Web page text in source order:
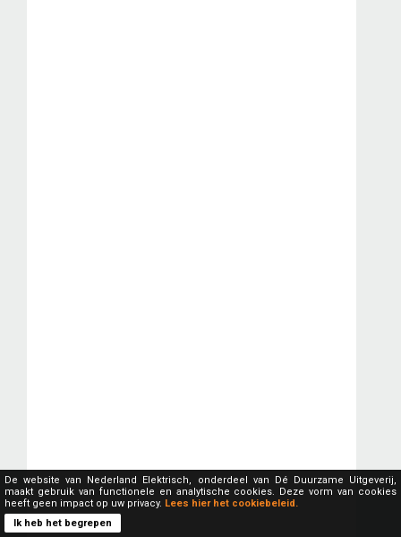
De website van Nederland Elektrisch, onderdeel van Dé Duurzame Uitgeverij,
maakt gebruik van functionele en analytische cookies. Deze vorm van cookies
heeft geen impact op uw privacy. Lees hier het cookiebeleid.
Ik heb het begrepen